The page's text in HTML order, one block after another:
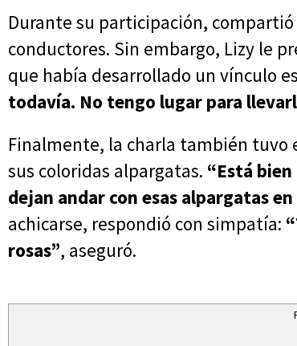
Durante su participación,
conductores. Sin embargo, Lizy le
que había desarrollado un vínculo
todavía. No tengo lugar para
Finalmente, la charla también tuvo
sus coloridas alpargatas. “Está
dejan andar con esas alpargatas en
achicarse, respondió con simpatía:
rosas”, aseguró.